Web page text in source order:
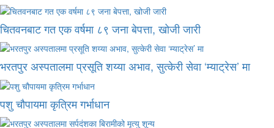
चितवनबाट गत एक वर्षमा ८९ जना बेपत्ता, खोजी जारी
भरतपुर अस्पतालमा प्रसूति शय्या अभाव, सुत्केरी सेवा ‘म्याट्रेस’ मा
पशु चौपायमा कृत्रिम गर्भाधान